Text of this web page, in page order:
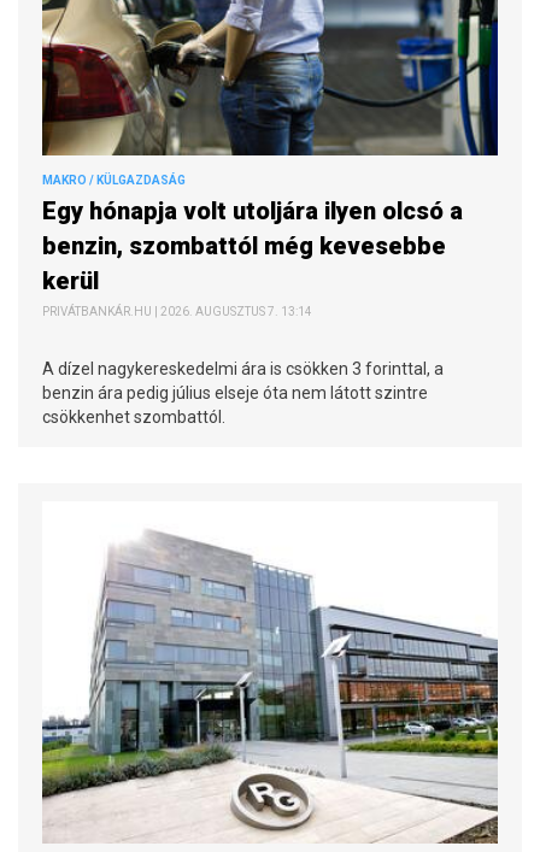
MAKRO / KÜLGAZDASÁG
Egy hónapja volt utoljára ilyen olcsó a
benzin, szombattól még kevesebbe
kerül
PRIVÁTBANKÁR.HU | 2026. AUGUSZTUS 7. 13:14
A dízel nagykereskedelmi ára is csökken 3 forinttal, a
benzin ára pedig július elseje óta nem látott szintre
csökkenhet szombattól.